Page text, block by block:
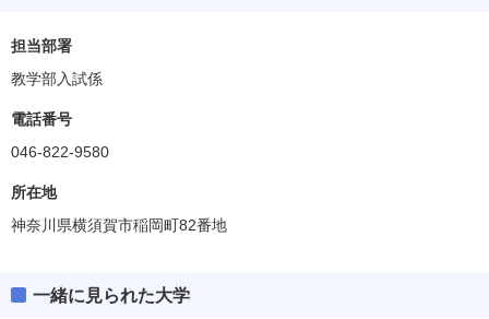
担当部署
教学部入試係
電話番号
046-822-9580
所在地
神奈川県横須賀市稲岡町82番地
一緒に見られた大学